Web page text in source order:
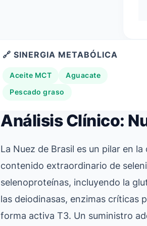
🔗 SINERGIA METABÓLICA
Aceite MCT Aguacate
Pescado graso
Análisis Clínico:
La Nuez de Brasil es un pilar en
contenido extraordinario de
selenoproteínas, incluyendo la
las deiodinasas, enzimas críticas
forma activa T3. Un suministro